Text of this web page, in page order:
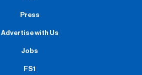
Press
Advertise with Us
Jobs
FS1